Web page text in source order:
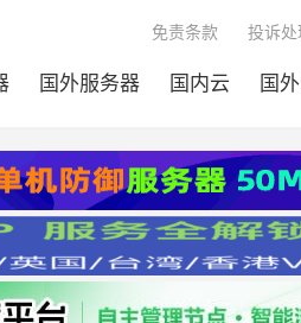
国外服务器 国内云 国
免责条款 投诉